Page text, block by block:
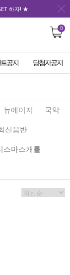
하자! ★
0
공지 당첨자공지
뉴에이지
국악
신음반
스마스캐롤